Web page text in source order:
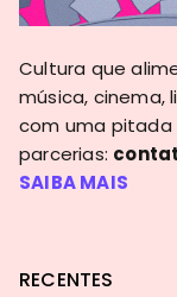
Cultura que
música, cinema,
com uma pitada
parcerias:
SAIBA MAIS
RECENTES